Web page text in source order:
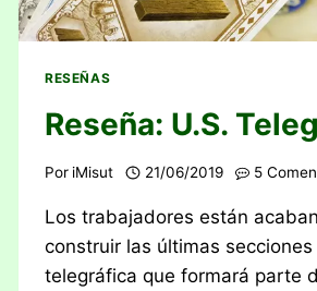
RESEÑAS
Reseña: U.S.
Por iMisut 21/06/2019 5
Los trabajadores están
construir las últimas
telegráfica que formará parte